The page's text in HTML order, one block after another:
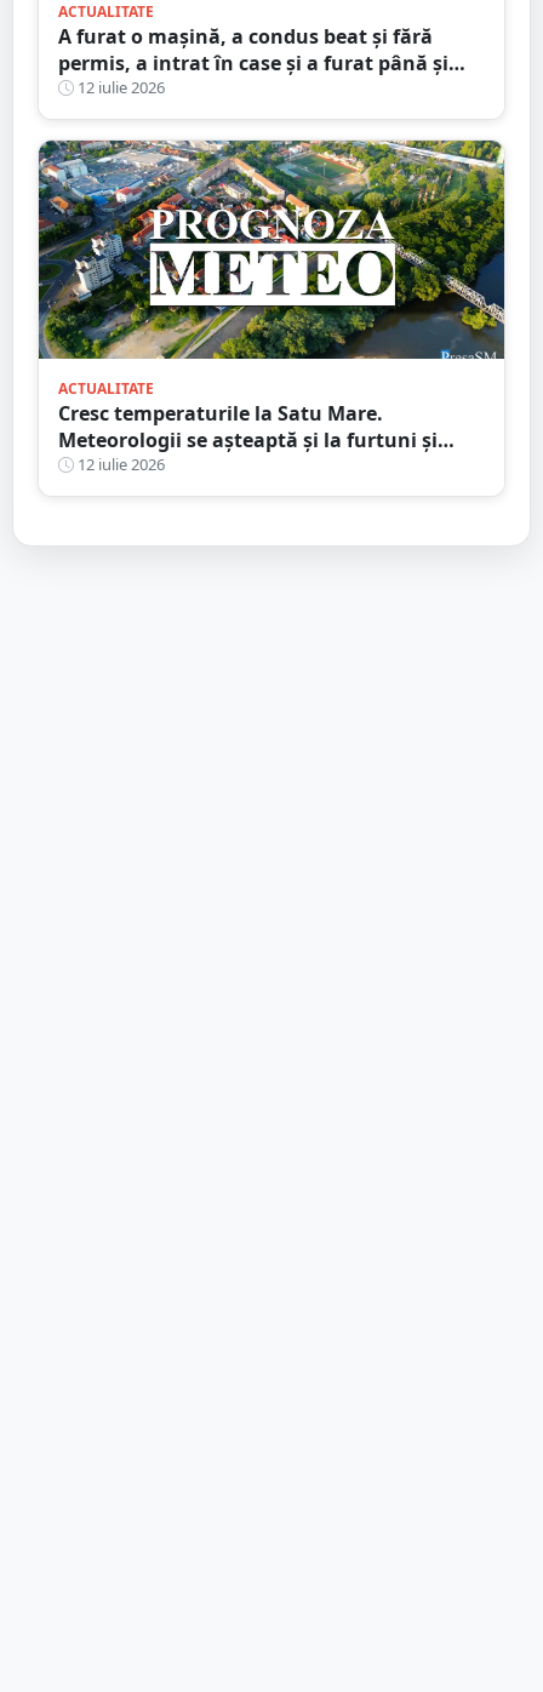
ACTUALITATE
A furat o mașină, a condus beat și fără
permis, a intrat în case și a furat până și
brazi ornamentali. Faptele unui minor din
Satu Mare
12 iulie 2026
ACTUALITATE
Cresc temperaturile la Satu Mare.
Meteorologii se așteaptă și la furtuni și
vijelii. Prognoza meteo pentru săptămâna
următoare
12 iulie 2026